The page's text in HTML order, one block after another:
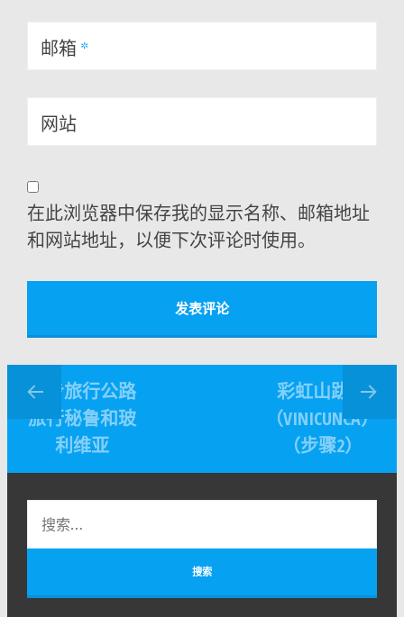
邮箱 *
网站
在此浏览器中保存我的显示名称、邮箱地址
和网站地址，以便下次评论时使用。
徒步旅行公路
旅行秘鲁和玻
利维亚
彩虹山跋涉
（VINICUNCA）
（步骤2）